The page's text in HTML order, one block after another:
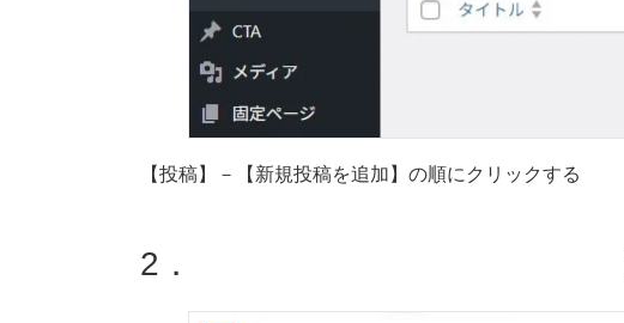
リンクを英語表記に変更
4.3.カテゴリーを設定
4.4. 公開する
【投稿】－【新規投稿を追加】の順にクリックする
2．